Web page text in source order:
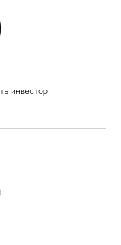
инвестор.